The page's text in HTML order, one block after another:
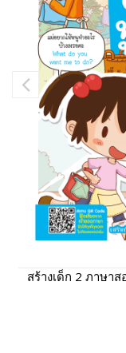
สร้างเด็ก 2 ภาษา